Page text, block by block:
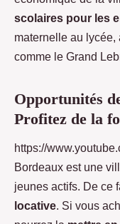
scolaires pour les
maternelle au
comme le Grand
Opportunités
Profitez de la
https://
Bordeaux est une
jeunes actifs. De ce
locative. Si vous